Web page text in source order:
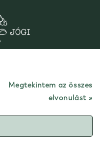
Megtekintem az összes
elvonulást